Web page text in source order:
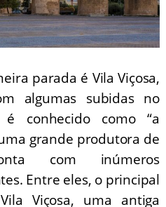
parada é Vila Viçosa,
algumas subidas no
conhecido como “a
grande produtora de
com inúmeros
Entre eles, o principal
Viçosa, uma antiga